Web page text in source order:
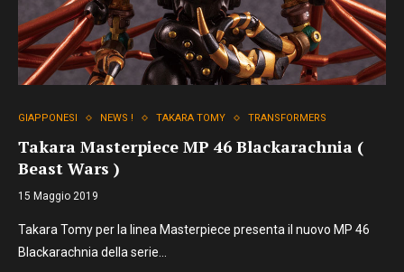
GIAPPONESI NEWS ! TAKARA TOMY TRANSFORMERS
Takara Masterpiece MP 46 Blackarachnia (
Beast Wars )
15 Maggio 2019
Takara Tomy per la linea Masterpiece presenta il nuovo MP 46
Blackarachnia della serie…